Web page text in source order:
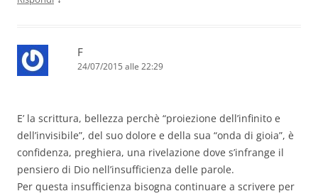
F
24/07/2015 alle 22:29
E’ la scrittura, bellezza perchè “proiezione dell’infinito e
dell’invisibile”, del suo dolore e della sua “onda di gioia”, è
confidenza, preghiera, una rivelazione dove s’infrange il
pensiero di Dio nell’insufficienza delle parole.
Per questa insufficienza bisogna continuare a scrivere per